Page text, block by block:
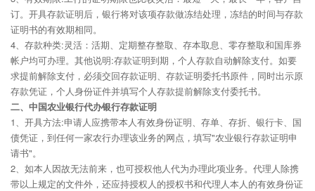
订。开具存款证明后，银行将对该项存款做冻结处理，冻结的时间与存款
证明书的有效期相同。
4、存款种类:灵活：活期、定期整存整取、存本取息、零存整取和国库券
帐户均可办理。其他说明:存款证明到期，个人存款自动解除支付。如要
求提前解除支付，必须交回存款证明、存款证明委托书原件，同时出示原
存款凭证，个人身份证件并填写个人存款提前解除支付委托书。
二、中国农业银行代办银行存款证明
1、开具方法:申请人应携带本人有效身份证明、存单、存折、银行卡、国
债凭证，到任何一家农行办理该业务的网点，填写"农业银行存款证明申
请书"。
2、如本人因故无法前来，也可授权他人代为办理此项业务。代理人除携
带以上规定的文件外，还应持授权人的授权书和代理人本人的有效身份证